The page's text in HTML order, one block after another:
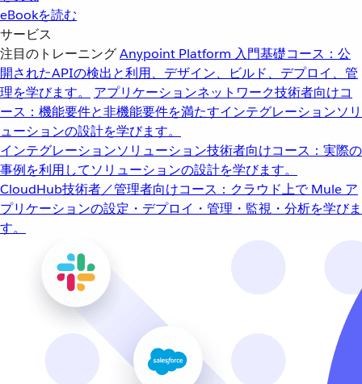
eBookを読む
サービス
注目のトレーニングAnypoint Platform 入門基礎コース：公
開されたAPIの検出と利用、デザイン、ビルド、デプロイ、管
理を学びます。
アプリケーションネットワーク技術者向けコ
ース：機能要件と非機能要件を満たすインテグレーションソリ
ューションの設計を学びます。
インテグレーションソリューション技術者向けコース：実際の
事例を利用してソリューションの設計を学びます。
CloudHub技術者／管理者向けコース：クラウド上で Mule ア
プリケーションの設定・デプロイ・管理・監視・分析を学びま
す。